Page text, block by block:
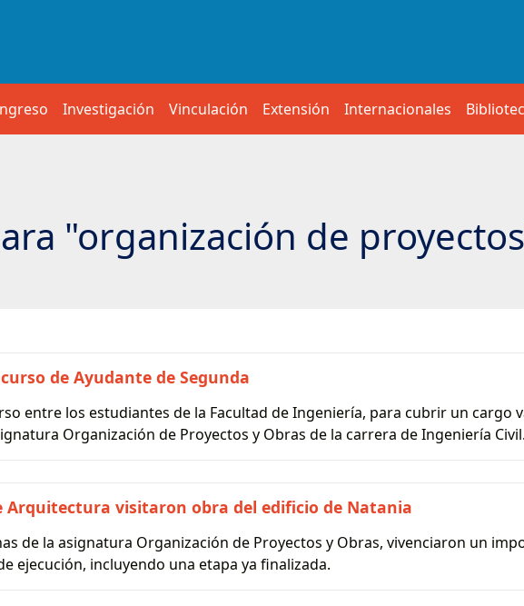
Investigación Vinculación Extensión Internacionales
"organización de
de Ayudante de Segunda
entre los estudiantes de la Facultad de Ingeniería, para cubrir un cargo
Organización de Proyectos y Obras de la carrera de Ingeniería Civil.
Arquitectura visitaron obra del edificio de Natania
de la asignatura Organización de Proyectos y Obras, vivenciaron un
ejecución, incluyendo una etapa ya finalizada.